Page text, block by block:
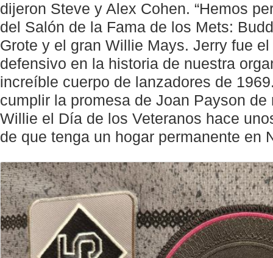
dijeron Steve y Alex Cohen. “Hemos
del Salón de la Fama de los Mets:
Grote y el gran Willie Mays. Jerry fue
defensivo en la historia de nuestra
increíble cuerpo de lanzadores de
cumplir la promesa de Joan Payson de
Willie el Día de los Veteranos hace
de que tenga un hogar permanente en